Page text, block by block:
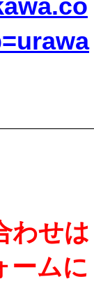
わせは
ームに